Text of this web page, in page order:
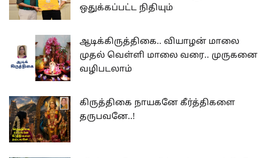
ஒதுக்கப்பட்ட நிதியும்
ஆடிக்கிருத்திகை.. வியாழன் மாலை
முதல் வெள்ளி மாலை வரை.. முருகனை
வழிபடலாம்
கிருத்திகை நாயகனே கீர்த்திகளை
தருபவனே..!